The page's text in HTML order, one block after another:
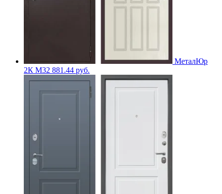
МеталЮр
2К M32 881.44 руб.